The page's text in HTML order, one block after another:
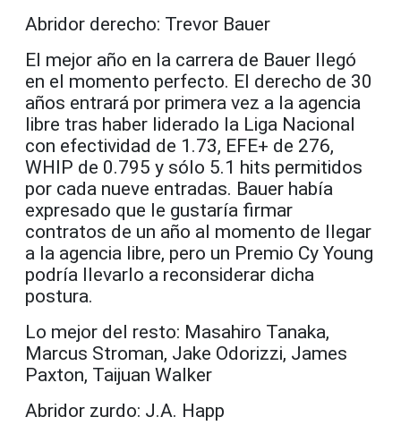
Abridor derecho: Trevor Bauer
El mejor año en la carrera de Bauer llegó
en el momento perfecto. El derecho de 30
años entrará por primera vez a la agencia
libre tras haber liderado la Liga Nacional
con efectividad de 1.73, EFE+ de 276,
WHIP de 0.795 y sólo 5.1 hits permitidos
por cada nueve entradas. Bauer había
expresado que le gustaría firmar
contratos de un año al momento de llegar
a la agencia libre, pero un Premio Cy Young
podría llevarlo a reconsiderar dicha
postura.
Lo mejor del resto: Masahiro Tanaka,
Marcus Stroman, Jake Odorizzi, James
Paxton, Taijuan Walker
Abridor zurdo: J.A. Happ